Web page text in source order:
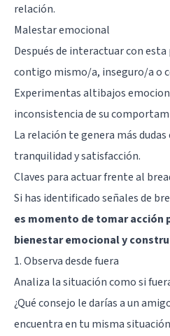
relación.
Malestar emocional
Después de interactuar con
contigo mismo/a, inseguro/a o
Experimentas altibajos
inconsistencia de su
La relación te genera más
tranquilidad y satisfacción.
Claves para actuar frente al
Si has identificado señales de
es momento de tomar acción
bienestar emocional y
1. Observa desde fuera
Analiza la situación como si
¿Qué consejo le darías a un
encuentra en tu misma